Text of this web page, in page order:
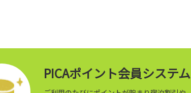
PICAポイント会員システム